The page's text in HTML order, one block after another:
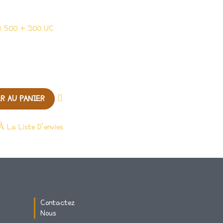
500 + 300 UC
AU PANIER
La Liste D’envies
Contactez
Nous